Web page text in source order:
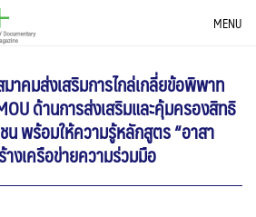
MENU
าคมส่งเสริมการไกล่เกลี่ยข้อพิพาท
ด้านการส่งเสริมและคุ้มครองสิทธิ
น พร้อมให้ความรู้หลักสูตร “อาสา
งเครือข่ายความร่วมมือ